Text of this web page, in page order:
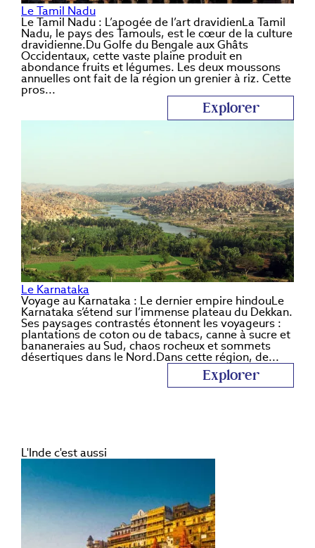
Le Tamil Nadu
Le Tamil Nadu : L’apogée de l’art dravidienLa Tamil
Nadu, le pays des Tamouls, est le cœur de la culture
dravidienne.Du Golfe du Bengale aux Ghâts
Occidentaux, cette vaste plaine produit en
abondance fruits et légumes. Les deux moussons
annuelles ont fait de la région un grenier à riz. Cette
pros...
Explorer
Le Karnataka
Voyage au Karnataka : Le dernier empire hindouLe
Karnataka s’étend sur l’immense plateau du Dekkan.
Ses paysages contrastés étonnent les voyageurs :
plantations de coton ou de tabacs, canne à sucre et
bananeraies au Sud, chaos rocheux et sommets
désertiques dans le Nord.Dans cette région, de...
Explorer
L'Indec'est aussi